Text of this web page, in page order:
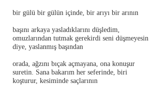
bir gülü bir gülün içinde, bir arıyı bir arının
başını arkaya yasladıklarını düşledim,
omuzlarından tutmak gerekirdi seni düşmeyesin
diye, yaslanmış başından
orada, ağzını bıçak açmayana, ona konuşur
suretin. Sana bakarım her seferinde, biri
koşturur, kesiminde saçlarının